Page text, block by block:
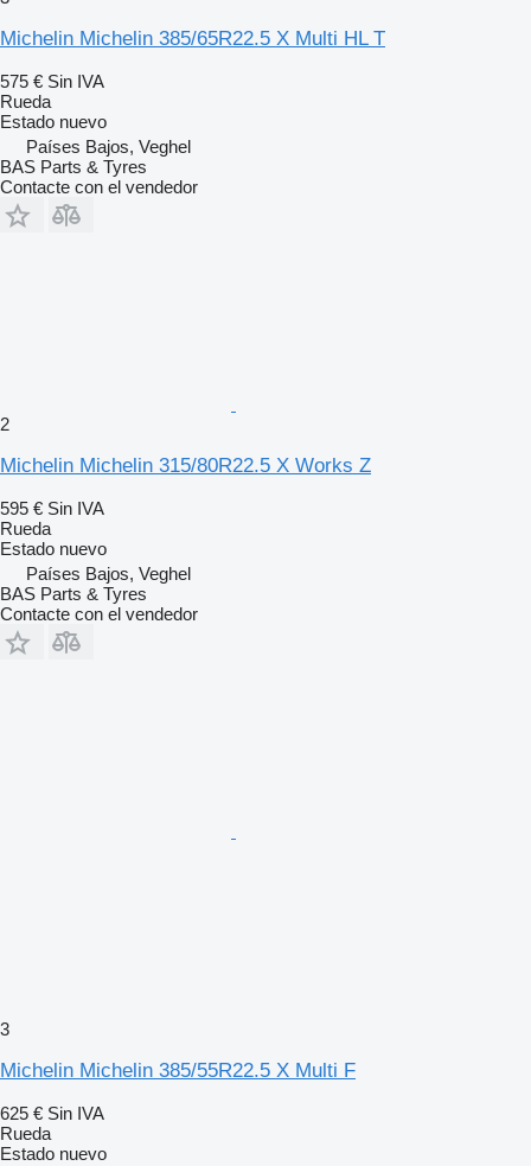
Michelin Michelin 385/65R22.5 X Multi HL T
575 € Sin IVA
Rueda
Estado nuevo
Países Bajos, Veghel
BAS Parts & Tyres
Contacte con el vendedor
2
Michelin Michelin 315/80R22.5 X Works Z
595 € Sin IVA
Rueda
Estado nuevo
Países Bajos, Veghel
BAS Parts & Tyres
Contacte con el vendedor
3
Michelin Michelin 385/55R22.5 X Multi F
625 € Sin IVA
Rueda
Estado nuevo